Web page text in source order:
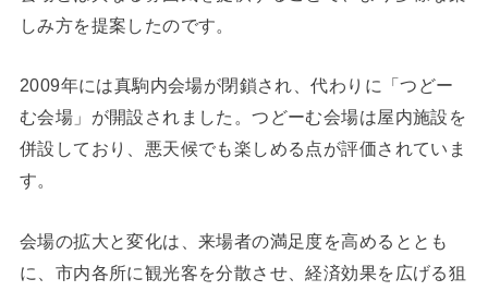
しみ方を提案したのです。
2009年には真駒内会場が閉鎖され、代わりに「つどー
む会場」が開設されました。つどーむ会場は屋内施設を
併設しており、悪天候でも楽しめる点が評価されていま
す。
会場の拡大と変化は、来場者の満足度を高めるととも
に、市内各所に観光客を分散させ、経済効果を広げる狙